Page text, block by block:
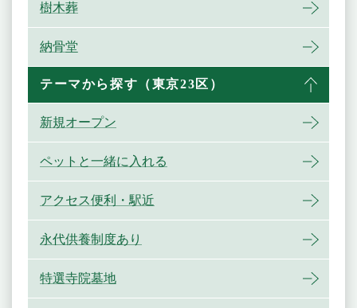
樹木葬
納骨堂
テーマから探す（東京23区）
新規オープン
ペットと一緒に入れる
アクセス便利・駅近
永代供養制度あり
特選寺院墓地